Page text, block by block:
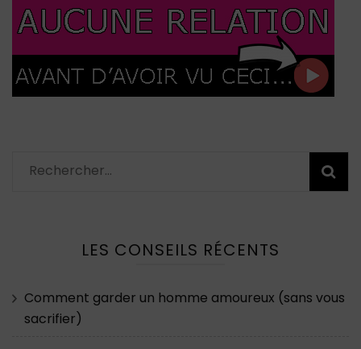
Rechercher :
LES CONSEILS RÉCENTS
Comment garder un homme amoureux (sans vous
sacrifier)